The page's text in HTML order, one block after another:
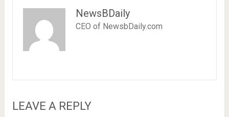
NewsBDaily
CEO of NewsbDaily.com
LEAVE A REPLY